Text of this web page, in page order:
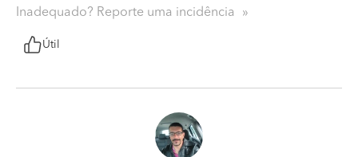
Inadequado? Reporte uma incidência
Útil